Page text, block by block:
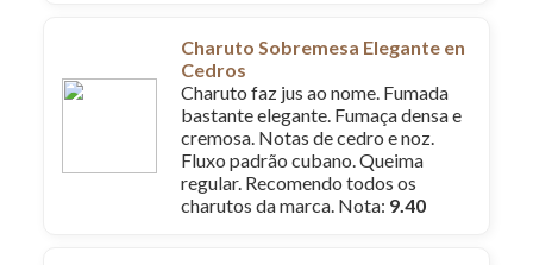
Charuto Sobremesa Elegante en
Cedros
Charuto faz jus ao nome. Fumada
bastante elegante. Fumaça densa e
cremosa. Notas de cedro e noz.
Fluxo padrão cubano. Queima
regular. Recomendo todos os
charutos da marca. Nota: 9.40